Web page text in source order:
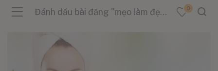
Đánh dấu bài đăng "mẹo làm đẹp không hại da" 0